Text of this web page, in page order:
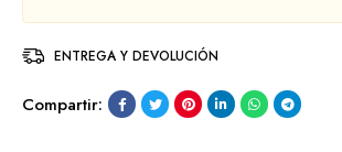
ENTREGA Y DEVOLUCIÓN
Compartir: